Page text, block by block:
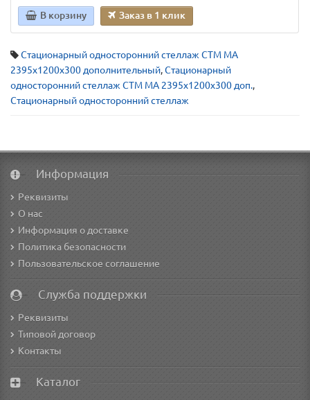
В корзину Заказ в 1 клик
Стационарный односторонний стеллаж СТМ МА
2395х1200х300 дополнительный,Стационарный
односторонний стеллаж СТМ МА 2395х1200х300 доп.,
Стационарный односторонний стеллаж
Информация
Реквизиты
О нас
Информация о доставке
Политика безопасности
Пользовательское соглашение
Служба поддержки
Реквизиты
Типовой договор
Контакты
Каталог